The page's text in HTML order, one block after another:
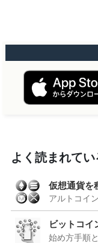
よく読まれて
仮想通貨を
アルトコイ
ビットコイ
始め方手順